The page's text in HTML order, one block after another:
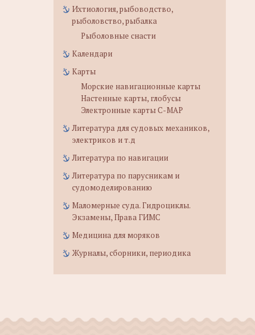
Ихтиология, рыбоводство,
рыболовство, рыбалка
Рыболовные снасти
Календари
Карты
Морские навигационные карты
Настенные карты, глобусы
Электронные карты C-MAP
Литература для судовых механиков,
электриков и т.д
Литература по навигации
Литература по парусникам и
судомоделированию
Маломерные суда. Гидроциклы.
Экзамены, Права ГИМС
Медицина для моряков
Журналы, сборники, периодика